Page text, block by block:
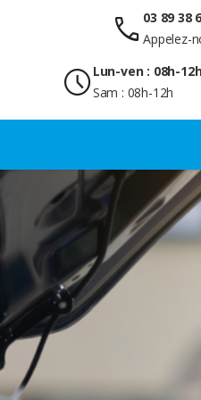
call 03 89 38
Appelez-
scheduleLun-ven : 08h-
Sam : 08h-12h